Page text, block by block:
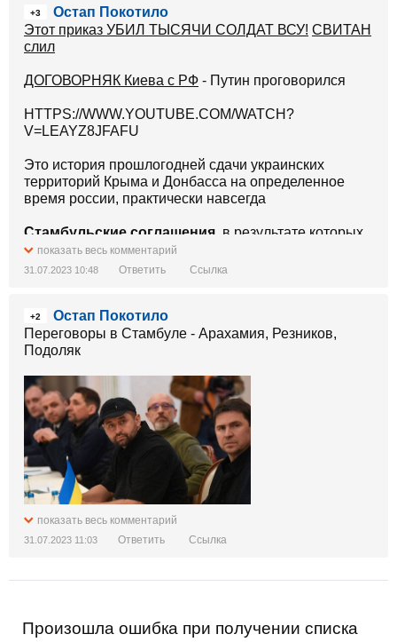
HTTPS://WWW.YOUTUBE.COM/WATCH?
V=LEAYZ8JFAFU
+3
Остап Покотило
Этот приказ УБИЛ ТЫСЯЧИ СОЛДАТ ВСУ! СВИТАН
слил
ДОГОВОРНЯК Киева с РФ - Путин проговорился
HTTPS://WWW.YOUTUBE.COM/WATCH?
V=LEAYZ8JFAFU
Это история прошлогодней сдачи украинских
территорий Крыма и Донбасса на определенное
время россии, практически навсегда
Стамбульские соглашения , в результате которых
было договорено обеспрепятственном выходе
россиян с севера Украины, (около 40 тысяч
Если бы они там остались, мы бы их разорвалали,
это практически были смертники
чтоб его отпустили
поэтому ондоговаривался с украинским
руководством
показать весь комментарий
31.07.2023 10:48 Ответить Ссылка
+2
Остап Покотило
Переговоры в Стамбуле - Арахамия, Резников,
Подоляк
показать весь комментарий
31.07.2023 11:03 Ответить Ссылка
Произошла ошибка при получении списка